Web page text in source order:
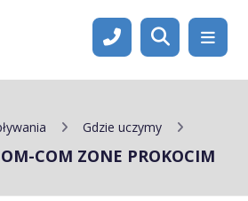
Gdzie uczymy
COM ZONE PROKOCIM